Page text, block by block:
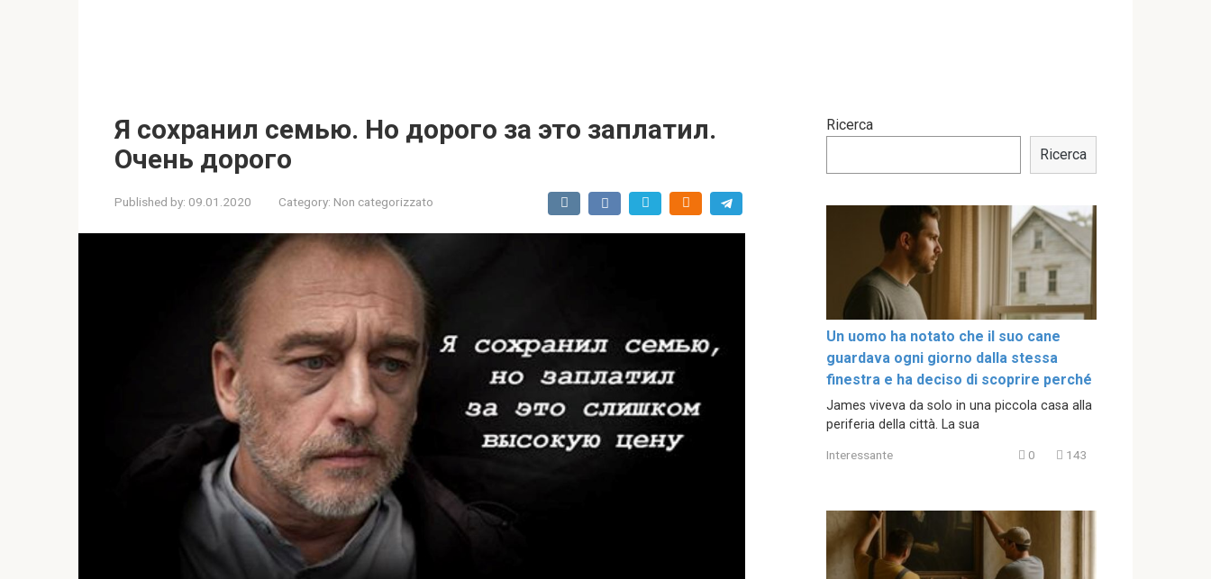
Я сохранил семью. Но дорого за это заплатил.
Очень дорого
Published by: 09.01.2020 Category: Non categorizzato
Ricerca
Ricerca
Un uomo ha notato che il suo cane
guardava ogni giorno dalla stessa
finestra e ha deciso di scoprire perché
James viveva da solo in una piccola casa alla
periferia della città. La sua
Interessante 0 143